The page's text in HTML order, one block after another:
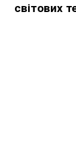
світових